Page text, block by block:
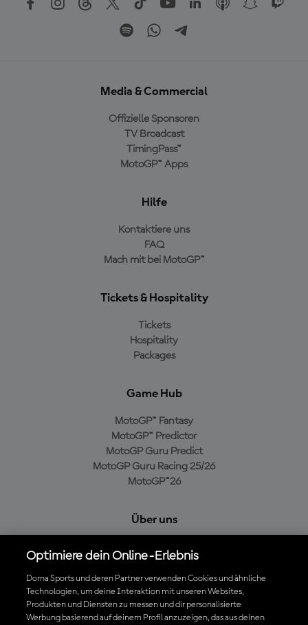
Media & Commercial
Offizielle Sponsoren
TV Broadcast
TimingPass™
MotoGP™ Apps
Hilfe
Kontaktiere uns
FAQ
Mach mit bei MotoGP™
Tickets & Hospitality
Tickets
Hospitality
Packages
Game Hub
MotoGP™ Fantasy
MotoGP™ Predictor
MotoGP Guru Predict
MotoGP Guru Racing 25/26
MotoGP™26
Über uns
Cookie-Richtlinien
Geschäftsbedingungen
Datenschutzrichtlinien
Kaufrichtlinie
Optimiere dein Online-Erlebnis
Dorna Sports und deren Partner verwenden Cookies und ähnliche
Technologien, um deine Interaktion mit unseren Websites,
Produkten und Diensten zu messen und dir personalisierte
Werbung basierend auf deinem Profil anzuzeigen, das aus deinen